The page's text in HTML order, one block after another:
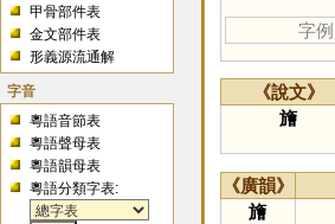
甲骨部件表
金文部件表
形義源流通解
字音
粵語音節表
粵語聲母表
粵語韻母表
粵語分類字表:
字
《說文》
旝
《廣韻》
旝